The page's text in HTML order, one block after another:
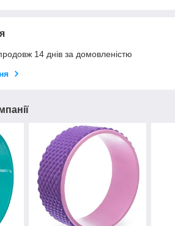
14 днів за домовленістю